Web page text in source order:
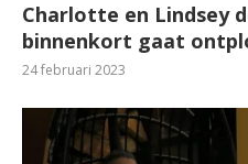
Charlotte en Lindsey
binnenkort gaat
24 februari 2023